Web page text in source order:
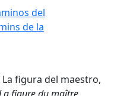
La figura del maestro,